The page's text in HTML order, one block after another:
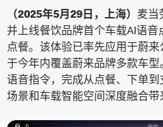
（2025年5月29日，上海） 麦当
并上线餐饮品牌首个车载AI语
点餐。该体验已率先应用于蔚
于今年内覆盖蔚来品牌多款车
语音指令，完成从点餐、下单
场景和车载智能空间深度融合带